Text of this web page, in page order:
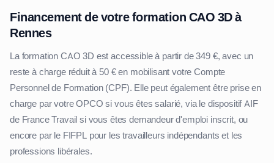
Financement de votre formation CAO 3D à
Rennes
La formation CAO 3D est accessible à partir de 349 €, avec un
reste à charge réduit à 50 € en mobilisant votre Compte
Personnel de Formation (CPF). Elle peut également être prise en
charge par votre OPCO si vous êtes salarié, via le dispositif AIF
de France Travail si vous êtes demandeur d'emploi inscrit, ou
encore par le FIFPL pour les travailleurs indépendants et les
professions libérales.